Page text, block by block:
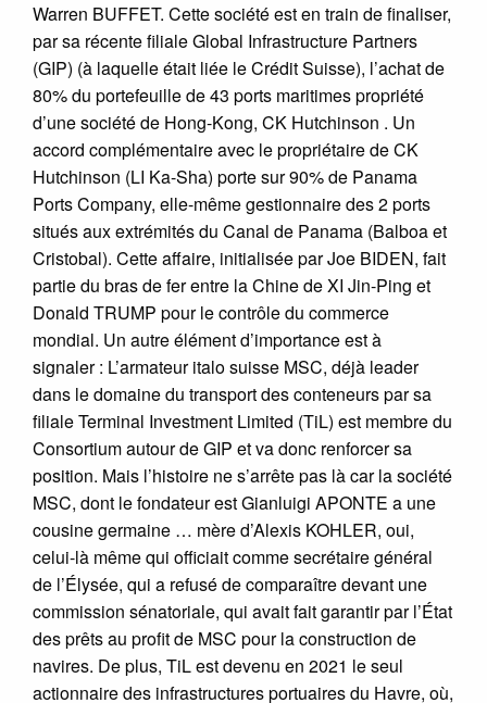
Warren BUFFET. Cette société est en train de finaliser,
par sa récente filiale Global Infrastructure Partners
(GIP) (à laquelle était liée le Crédit Suisse), l’achat de
80% du portefeuille de 43 ports maritimes propriété
d’une société de Hong-Kong, CK Hutchinson . Un
accord complémentaire avec le propriétaire de CK
Hutchinson (LI Ka-Sha) porte sur 90% de Panama
Ports Company, elle-même gestionnaire des 2 ports
situés aux extrémités du Canal de Panama (Balboa et
Cristobal). Cette affaire, initialisée par Joe BIDEN, fait
partie du bras de fer entre la Chine de XI Jin-Ping et
Donald TRUMP pour le contrôle du commerce
mondial. Un autre élément d’importance est à
signaler : L’armateur italo suisse MSC, déjà leader
dans le domaine du transport des conteneurs par sa
filiale Terminal Investment Limited (TiL) est membre du
Consortium autour de GIP et va donc renforcer sa
position. Mais l’histoire ne s’arrête pas là car la société
MSC, dont le fondateur est Gianluigi APONTE a une
cousine germaine … mère d’Alexis KOHLER, oui,
celui-là même qui officiait comme secrétaire général
de l’Élysée, qui a refusé de comparaître devant une
commission sénatoriale, qui avait fait garantir par l’État
des prêts au profit de MSC pour la construction de
navires. De plus, TiL est devenu en 2021 le seul
actionnaire des infrastructures portuaires du Havre, où,